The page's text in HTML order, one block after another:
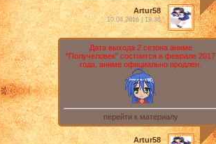
Artur58
10.04.2016 | 19:36
Дата выхода 2 сезона аниме
"Получеловек" состоится в феврале 2017
года, аниме официально продлен.
перейти к материалу
Artur58